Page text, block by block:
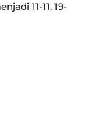
11-11, 19-